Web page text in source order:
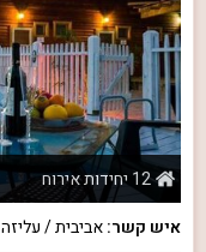
12 יחידות אירוח
איש קשר:אביבית / עליזה